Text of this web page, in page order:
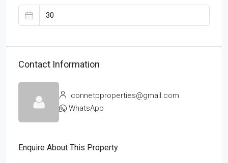
Contact Information
connetpproperties@gmail.com
WhatsApp
Enquire About This Property